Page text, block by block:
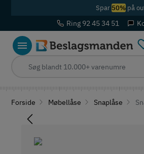
Spar 50%på
Ring 92 45 34 51
Forside Møbellåse Snaplåse